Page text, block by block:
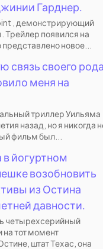
Гарднер.
, демонстрирующий
Трейлер появился на
новое...
связь своего
меня на
триллер Уильяма
назад, но я никогда
фильм был...
йогуртном
возобновить
из Остина
давности.
четырехсерийный
тот момент
штат Техас, она